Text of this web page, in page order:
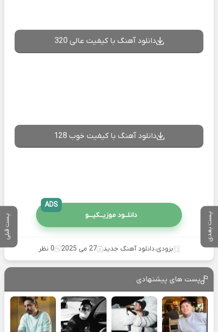
پست بعدی پست قبلی
دانلود آهنگ با کیفیت عالی 320
دانلود آهنگ با کیفیت خوب 128
دانلــود موزیــکیـــو
ADS
بزودی،دانلود آهنگ جدید 27 می 2025 0 نظر
پست های پیشنهادی